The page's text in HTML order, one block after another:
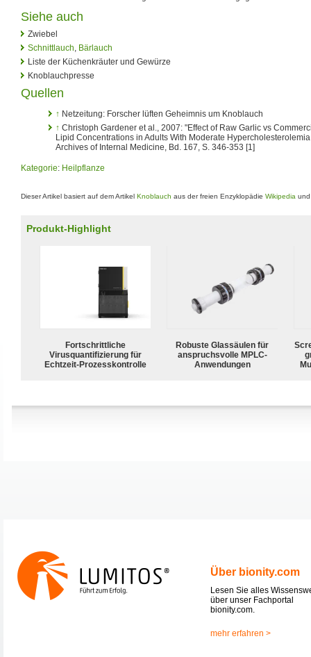
Siehe auch
Zwiebel
Schnittlauch, Bärlauch
Liste der Küchenkräuter und Gewürze
Knoblauchpresse
Quellen
↑ Netzeitung: Forscher lüften Geheimnis um Knoblauch
↑ Christoph Gardener et al., 2007: "Effect of Raw Garlic vs
Lipid Concentrations in Adults With Moderate
Archives of Internal Medicine, Bd. 167, S. 346-353 [1]
Kategorie: Heilpflanze
Dieser Artikel basiert auf dem Artikel Knoblauch aus der freien Enzyklopädie Wikipedia
Produkt-Highlight
Fortschrittliche
Virusquantifizierung für
Echtzeit-Prozesskontrolle
Robuste Glassäulen für
anspruchsvolle MPLC-
Anwendungen
Über bionity.com
Lesen Sie alles
über unser Fachportal
bionity.com.
mehr erfahren >